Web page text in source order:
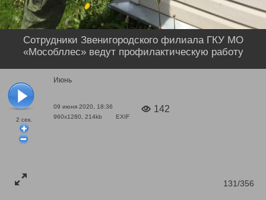
2 сек.
Июнь
09 июня 2020, 18:36
960x1280, 214kb
EXIF
142
131/356
Сотрудники Звенигородского филиала ГКУ МО
«Мособллес» ведут профилактическую работу